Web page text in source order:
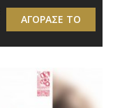
ΑΓΟΡΑΣΕ ΤΟ